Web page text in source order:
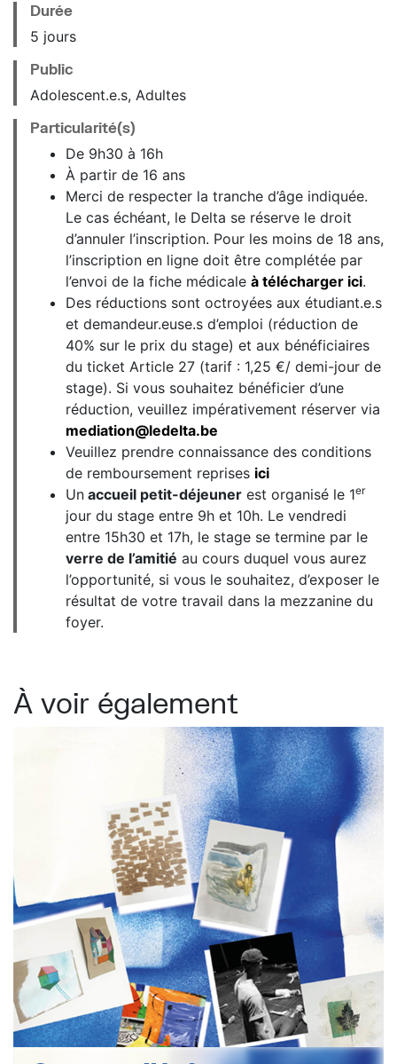
Durée
5 jours
Public
Adolescent.e.s, Adultes
Particularité(s)
De 9h30 à 16h
À partir de 16 ans
Merci de respecter la tranche d’âge indiquée.
Le cas échéant, le Delta se réserve le droit
d’annuler l’inscription. Pour les moins de 18 ans,
l’inscription en ligne doit être complétée par
l’envoi de la fiche médicale à télécharger ici.
Des réductions sont octroyées aux étudiant.e.s
et demandeur.euse.s d’emploi (réduction de
40% sur le prix du stage) et aux bénéficiaires
du ticket Article 27 (tarif : 1,25 €/ demi-jour de
stage). Si vous souhaitez bénéficier d’une
réduction, veuillez impérativement réserver via
mediation@ledelta.be
Veuillez prendre connaissance des conditions
de remboursement reprises ici
Un accueil petit-déjeuner est organisé le 1er
jour du stage entre 9h et 10h. Le vendredi
entre 15h30 et 17h, le stage se termine par le
verre de l’amitié au cours duquel vous aurez
l’opportunité, si vous le souhaitez, d’exposer le
résultat de votre travail dans la mezzanine du
foyer.
À voir également